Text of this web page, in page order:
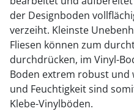
der Designboden
verzeiht. Kleinste
Fliesen können zum
durchdrücken, im Vinyl-
Boden extrem robust und
und Feuchtigkeit sind
Klebe-Vinylböden.